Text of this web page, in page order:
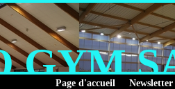
GYM
Page d'accueil Newsletter